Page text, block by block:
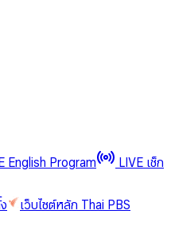
English Program
LIVE เช็ก
เว็บไซต์หลัก Thai PBS